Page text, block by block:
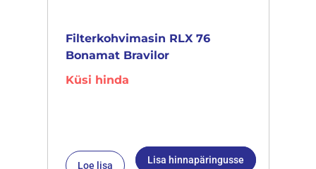
Filterkohvimasin RLX 76
Bonamat Bravilor
Küsi hinda
Loe lisa Lisa hinnapäringusse